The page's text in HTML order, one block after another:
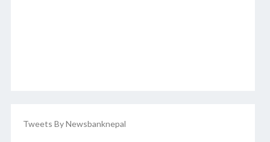
Tweets By Newsbanknepal